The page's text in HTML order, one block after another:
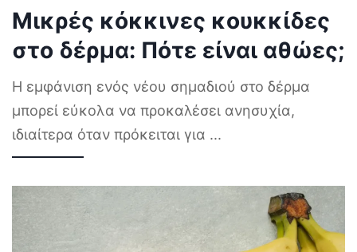
Μικρές κόκκινες κουκκίδες
στο δέρμα: Πότε είναι αθώες;
Η εμφάνιση ενός νέου σημαδιού στο δέρμα
μπορεί εύκολα να προκαλέσει ανησυχία,
ιδιαίτερα όταν πρόκειται για ...